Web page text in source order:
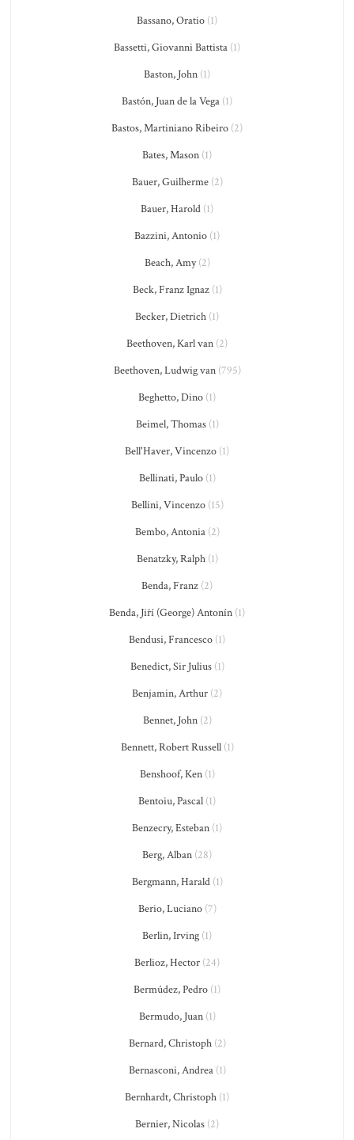
Bassano, Oratio (1)
Bassetti, Giovanni Battista (1)
Baston, John (1)
Bastón, Juan de la Vega (1)
Bastos, Martiniano Ribeiro (2)
Bates, Mason (1)
Bauer, Guilherme(2)
Bauer, Harold (1)
Bazzini, Antonio (1)
Beach, Amy(2)
Beck, Franz Ignaz(1)
Becker, Dietrich (1)
Beethoven, Karl van (2)
Beethoven, Ludwig van(795)
Beghetto, Dino (1)
Beimel, Thomas(1)
Bell'Haver, Vincenzo (1)
Bellinati, Paulo(1)
Bellini, Vincenzo(15)
Bembo, Antonia(2)
Benatzky, Ralph(1)
Benda, Franz (2)
Benda, Jiří (George) Antonín (1)
Bendusi, Francesco (1)
Benedict, Sir Julius(1)
Benjamin, Arthur (2)
Bennet, John(2)
Bennett, Robert Russell(1)
Benshoof, Ken(1)
Bentoiu, Pascal (1)
Benzecry, Esteban (1)
Berg, Alban (28)
Bergmann, Harald(1)
Berio, Luciano(7)
Berlin, Irving (1)
Berlioz, Hector (24)
Bermúdez, Pedro (1)
Bermudo, Juan(1)
Bernard, Christoph(2)
Bernasconi, Andrea(1)
Bernhardt, Christoph (1)
Bernier, Nicolas (2)